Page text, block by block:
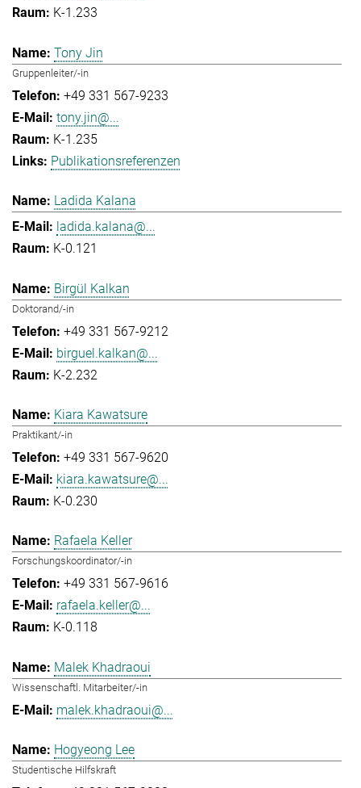
K-1.233
Tony Jin
Gruppenleiter/-in
+49 331 567-9233
tony.jin@...
K-1.235
Publikationsreferenzen
Ladida Kalana
ladida.kalana@...
K-0.121
Birgül Kalkan
Doktorand/-in
+49 331 567-9212
birguel.kalkan@...
K-2.232
Kiara Kawatsure
Praktikant/-in
+49 331 567-9620
kiara.kawatsure@...
K-0.230
Rafaela Keller
Forschungskoordinator/-in
+49 331 567-9616
rafaela.keller@...
K-0.118
Malek Khadraoui
Wissenschaftl. Mitarbeiter/-in
malek.khadraoui@...
Hogyeong Lee
Studentische Hilfskraft